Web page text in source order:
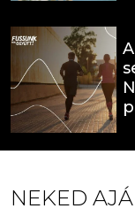
NEKED